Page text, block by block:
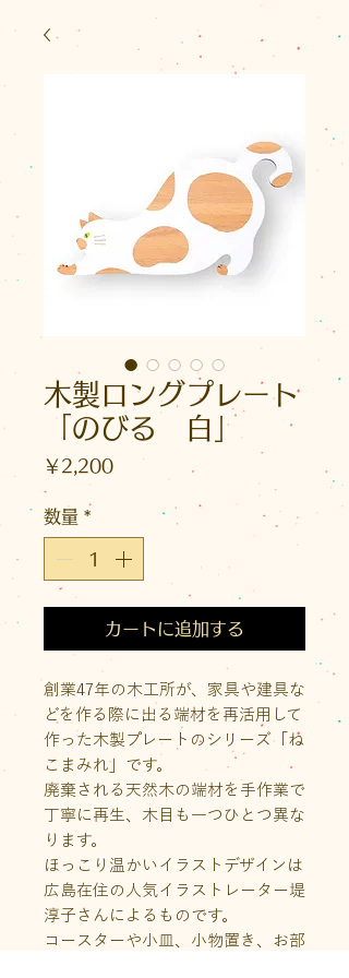
木製ロングプレート
「のびる 白」
￥2,200価
数量 *
カートに追加する
創業47年の木工所が、家具や建具な
どを作る際に出る端材を再活用して
作った木製プレートのシリーズ「ね
こまみれ」です。
廃棄される天然木の端材を手作業で
丁寧に再生、木目も一つひとつ異な
ります。
ほっこり温かいイラストデザインは
広島在住の人気イラストレーター堤
淳子さんによるものです。
コースターや小皿、小物置き、お部